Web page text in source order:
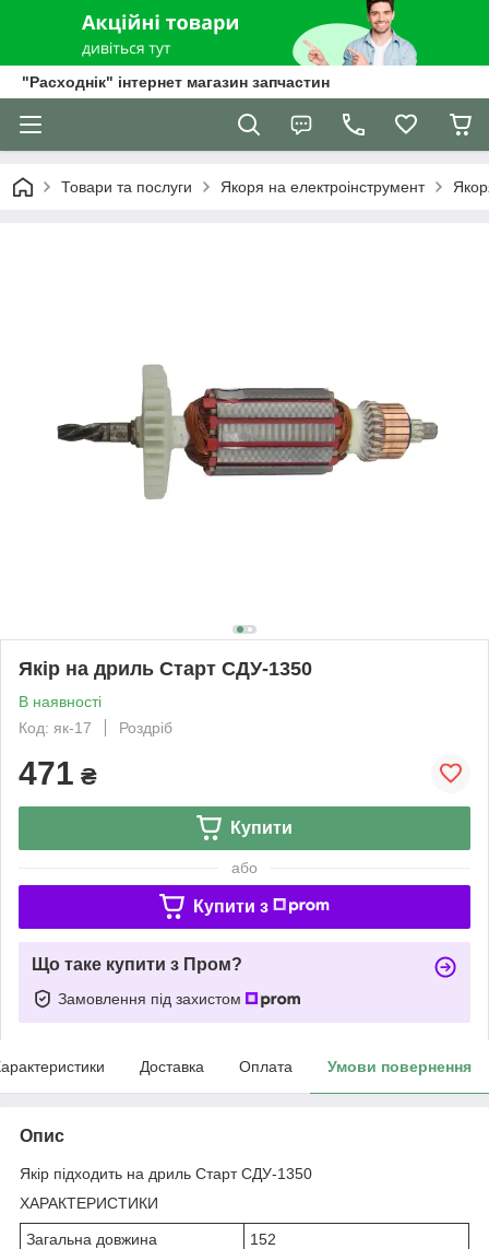
"Расходнік" інтернет магазин запчастин
Товари та послуги Якоря на електроінструмент
Якір на дриль Старт СДУ-1350
В наявності
Код: як-17
Роздріб
471 ₴
Купити
або
Купити з
Що таке купити з Пром?
Замовлення під захистом
Доставка Оплата Умови повернення
Опис
Якір підходить на дриль Старт СДУ-1350
ХАРАКТЕРИСТИКИ
Загальна довжина
152